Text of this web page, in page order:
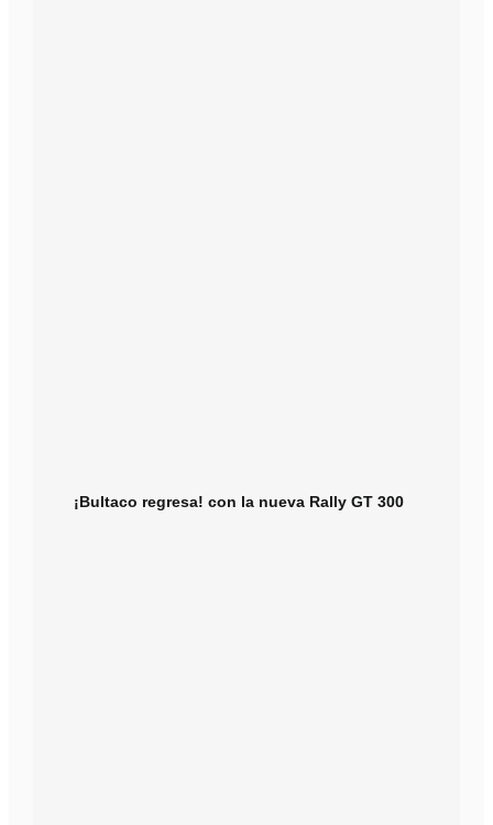
¡Bultaco regresa! con la nueva Rally GT 300